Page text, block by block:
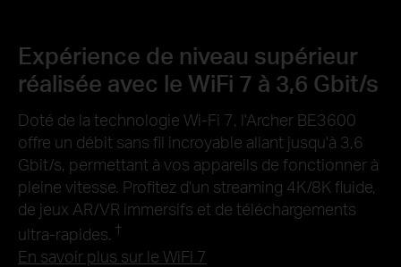
Expérience de niveau supérieur
réalisée avec le WiFi 7 à 3,6 Gbit/s
Doté de la technologie Wi-Fi 7, l'Archer BE3600
offre un débit sans fil incroyable allant jusqu'à 3,6
Gbit/s, permettant à vos appareils de fonctionner à
pleine vitesse. Profitez d'un streaming 4K/8K fluide,
de jeux AR/VR immersifs et de téléchargements
ultra-rapides. †
En savoir plus sur le WiFi 7